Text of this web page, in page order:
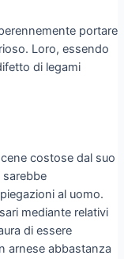
portare
Loro, essendo
di legami
costose dal suo
al uomo.
mediante relativi
di essere
arnese abbastanza